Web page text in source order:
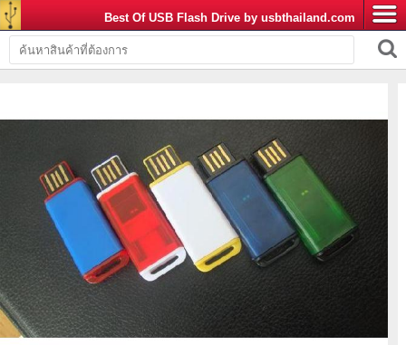
Best Of USB Flash Drive by usbthailand.com